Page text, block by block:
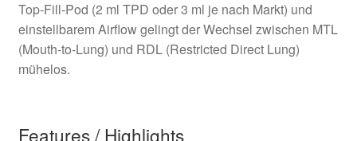
Top-Fill-Pod (2 ml TPD oder 3 ml je nach Markt) und
einstellbarem Airflow gelingt der Wechsel zwischen MTL
(Mouth-to-Lung) und RDL (Restricted Direct Lung)
mühelos.
Features / Highlights